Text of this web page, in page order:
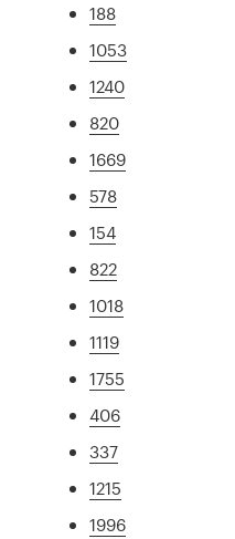
188
1053
1240
820
1669
578
154
822
1018
1119
1755
406
337
1215
1996